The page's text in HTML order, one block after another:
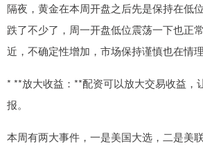
隔夜，黄金在本周开盘之后先是保持在低
跌了不少了，周一开盘低位震荡一下也正
近，不确定性增加，市场保持谨慎也在情理
* **放大收益：**配资可以放大交易收益，
报。
本周有两大事件，一是美国大选，二是美联